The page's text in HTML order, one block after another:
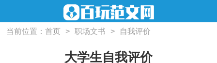
当前位置：首页 > 职场文书 > 自我评价
大学生自我评价